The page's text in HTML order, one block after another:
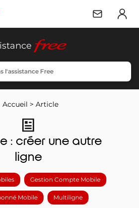
free
Accueil > Article
: créer une autre
ligne
Gestion Compte Mobile
Mobile Multiligne